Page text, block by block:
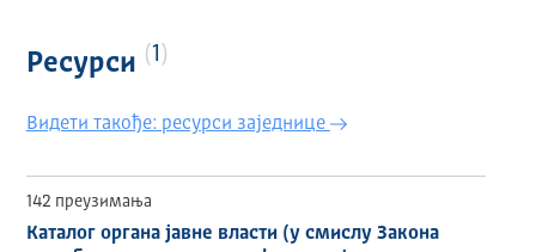
Ресурси 1
Видети такође: ресурси заједнице
142 преузимања
Каталог органа јавне власти (у смислу Закона